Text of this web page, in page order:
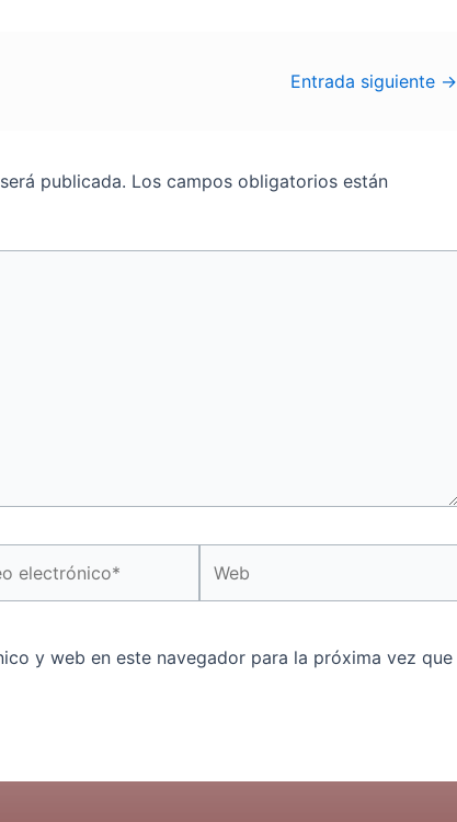
Entrada siguiente →
publicada. Los campos obligatorios están
y web en este navegador para la próxima vez que